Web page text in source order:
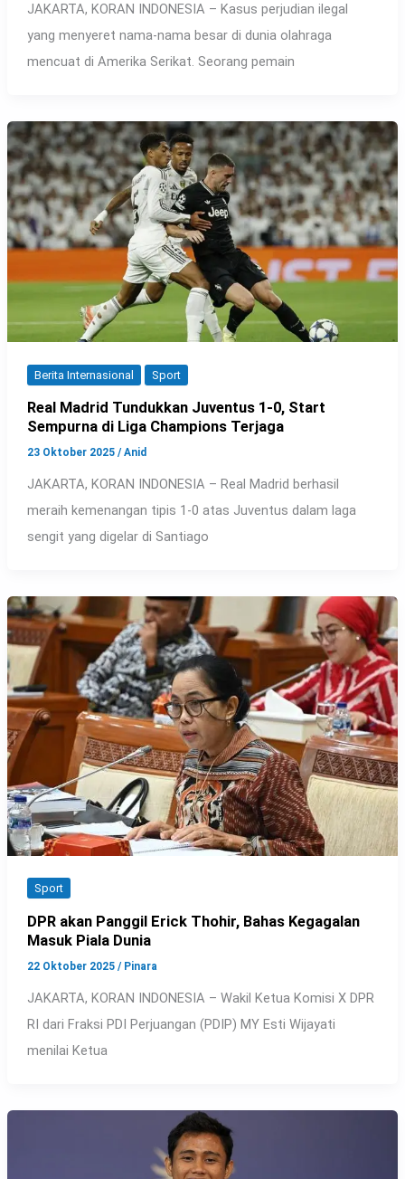
JAKARTA, KORAN INDONESIA – Kasus perjudian ilegal
yang menyeret nama-nama besar di dunia olahraga
mencuat di Amerika Serikat. Seorang pemain
Berita Internasional Sport
Real Madrid Tundukkan Juventus 1-0, Start
Sempurna di Liga Champions Terjaga
23 Oktober 2025 /Anid
JAKARTA, KORAN INDONESIA – Real Madrid berhasil
meraih kemenangan tipis 1-0 atas Juventus dalam laga
sengit yang digelar di Santiago
Sport
DPR akan Panggil Erick Thohir, Bahas Kegagalan
Masuk Piala Dunia
22 Oktober 2025 / Pinara
JAKARTA, KORAN INDONESIA – Wakil Ketua Komisi X DPR
RI dari Fraksi PDI Perjuangan (PDIP) MY Esti Wijayati
menilai Ketua